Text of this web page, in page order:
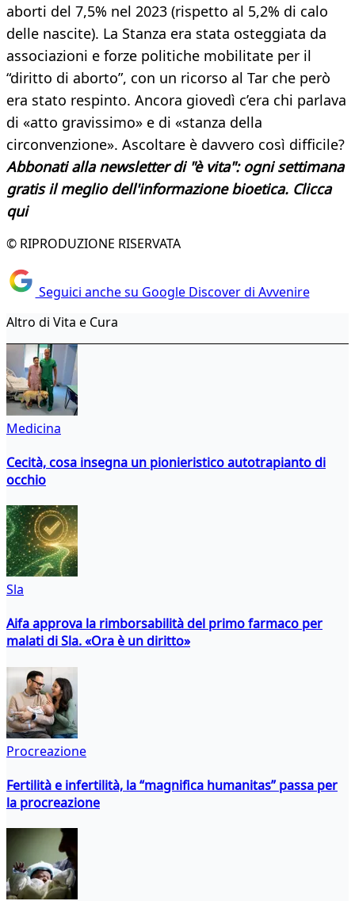
aborti del 7,5% nel 2023 (rispetto al 5,2% di calo
delle nascite). La Stanza era stata osteggiata da
associazioni e forze politiche mobilitate per il
“diritto di aborto”, con un ricorso al Tar che però
era stato respinto. Ancora giovedì c’era chi parlava
di «atto gravissimo» e di «stanza della
circonvenzione». Ascoltare è davvero così difficile?
Abbonati alla newsletter di "è vita": ogni settimana
gratis il meglio dell'informazione bioetica. Clicca
qui
© RIPRODUZIONE RISERVATA
Seguici anche su Google Discover di Avvenire
Altro di Vita e Cura
Medicina
Cecità, cosa insegna un pionieristico autotrapianto di
occhio
Sla
Aifa approva la rimborsabilità del primo farmaco per
malati di Sla. «Ora è un diritto»
Procreazione
Fertilità e infertilità, la “magnifica humanitas” passa per
la procreazione